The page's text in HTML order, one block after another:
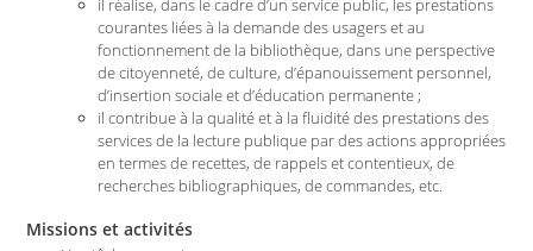
il réalise, dans le cadre d’un service public, les prestations
courantes liées à la demande des usagers et au
fonctionnement de la bibliothèque, dans une perspective
de citoyenneté, de culture, d’épanouissement personnel,
d’insertion sociale et d’éducation permanente ;
il contribue à la qualité et à la fluidité des prestations des
services de la lecture publique par des actions appropriées
en termes de recettes, de rappels et contentieux, de
recherches bibliographiques, de commandes, etc.
Missions et activités